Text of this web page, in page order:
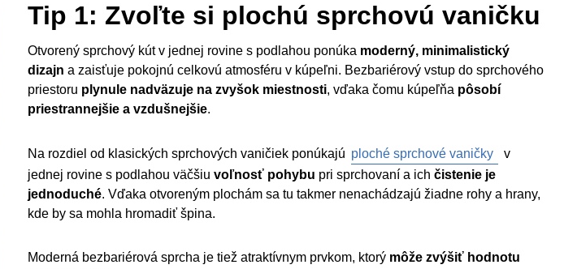
Tip 1: Zvoľte si plochú sprchovú vaničku
Otvorený sprchový kút v jednej rovine s podlahou ponúka moderný, minimalistický
dizajn a zaisťuje pokojnú celkovú atmosféru v kúpeľni. Bezbariérový vstup do sprchového
priestoru plynule nadväzuje na zvyšok miestnosti, vďaka čomu kúpeľňa pôsobí
priestrannejšie a vzdušnejšie.
Na rozdiel od klasických sprchových vaničiek ponúkajú ploché sprchové vaničky
v
jednej rovine s podlahou väčšiu voľnosť pohybu pri sprchovaní a ich čistenie je
jednoduché. Vďaka otvoreným plochám sa tu takmer nenachádzajú žiadne rohy a hrany,
kde by sa mohla hromadiť špina.
Moderná bezbariérová sprcha je tiež atraktívnym prvkom, ktorý môže zvýšiť hodnotu